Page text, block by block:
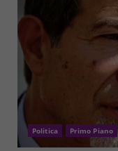
Politica Primo Piano